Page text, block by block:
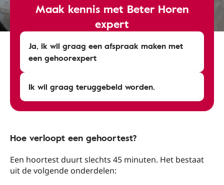
Maak kennis met Beter Horen
expert
Ja, ik wil graag een afspraak maken met
een gehoorexpert
Ik wil graag teruggebeld worden.
Hoe verloopt een gehoortest?
Een hoortest duurt slechts 45 minuten. Het bestaat
uit de volgende onderdelen: